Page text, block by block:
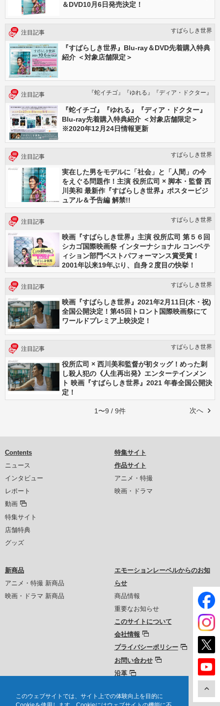
このウェブサイトでは、サイト上での体験向上を目的に
＆DVD10月6日発売決定！
注目記事 すばらしき世界
『すばらしき世界』Blu-ray＆DVD先着購入特典
紹介 ＜対象店舗限定＞
注目記事 『蛇イチゴ』『ゆれる』『ディア・ドクター』
『蛇イチゴ』『ゆれる』『ディア・ドクター』
Blu-ray先着購入特典紹介 ＜対象店舗限定＞
※2020年12月24日情報更新
注目記事 すばらしき世界
実在した男をモデルに「社会」と「人間」の今
をえぐる問題作！主演 役所広司 × 脚本・監督 西
川美和 最新作『すばらしき世界』ポスタービジ
ュアル＆予告編 解禁!!
注目記事 すばらしき世界
映画『すばらしき世界』主演 役所広司 第５６回
シカゴ国際映画祭 インターナショナル コンペテ
ィション部門ベストパフォーマンス賞受賞！
2001年以来19年ぶり、自身２度目の快挙！
注目記事 すばらしき世界
映画『すばらしき世界』2021年2月11日(木・祝)
全国公開決定！第45回トロント国際映画祭にて
ワールドプレミア上映決定！
注目記事 すばらしき世界
役所広司 × 西川美和監督が初タッグ！めった刺
し殺人犯の《人生再出発》エンターテインメン
ト 映画『すばらしき世界』2021 年春全国公開決
定！
次へ
1〜9 / 9件
Contents
ニュース
インタビュー
レポート
動画
特集サイト
店舗特典
グッズ
特集サイト
作品サイト
アニメ・特撮
映画・ドラマ
新商品
アニメ・特撮 新商品
映画・ドラマ 新商品
エモーションレーベルからのお知
らせ
商品情報
重要なお知らせ
このサイトについて
会社情報
プライバシーポリシー
お問い合わせ
沿革